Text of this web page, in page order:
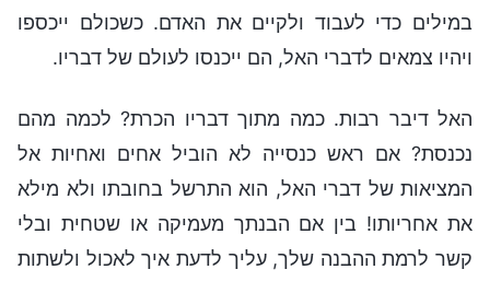
במילים כדי לעבוד ולקיים את האדם. כשכולם ייכספו
ויהיו צמאים לדברי האל, הם ייכנסו לעולם של דבריו.
האל דיבר רבות. כמה מתוך דבריו הכרת? לכמה מהם
נכנסת? אם ראש כנסייה לא הוביל אחים ואחיות אל
המציאות של דברי האל, הוא התרשל בחובתו ולא מילא
את אחריותו! בין אם הבנתך מעמיקה או שטחית ובלי
קשר לרמת ההבנה שלך, עליך לדעת איך לאכול ולשתות